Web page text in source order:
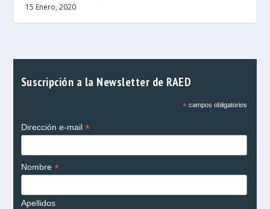
15 Enero, 2020
Suscripción a la Newsletter de RAED
*campos obligatorios
Dirección e-mail *
Nombre *
Apellidos